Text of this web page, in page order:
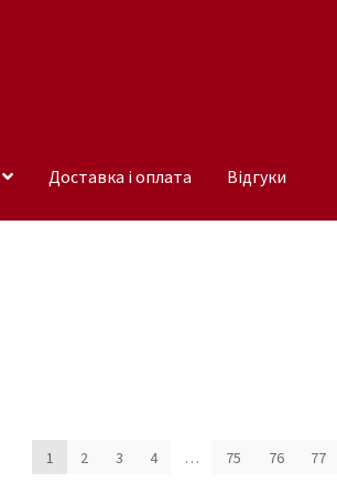
Доставка і оплата Відгуки
1 2 3 4 … 75 76 77